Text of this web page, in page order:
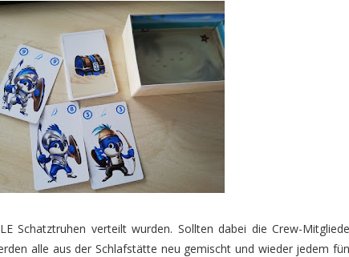
Schatztruhen verteilt wurden. Sollten dabei die Crew-
alle aus der Schlafstätte neu gemischt und wieder jedem